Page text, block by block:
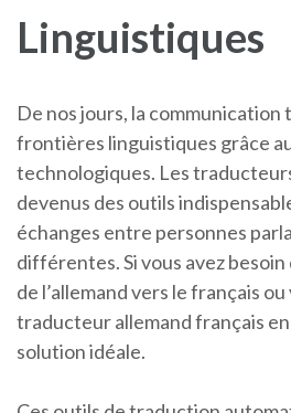
Linguistiques
De nos jours, la communication
frontières linguistiques grâce
technologiques. Les
devenus des outils
échanges entre personnes
différentes. Si vous avez
de l’allemand vers le français
traducteur allemand français
solution idéale.